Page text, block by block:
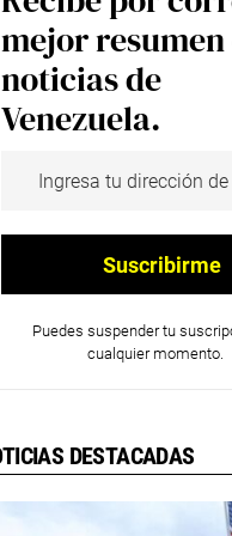
mejor resumen
noticias de
Venezuela.
Puedes suspender tu
cualquier momento.
DESTACADAS